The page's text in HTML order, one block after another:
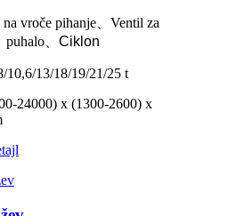
vroče pihanje
Ventil za
puhalo Ciklon
10,6/13/18/19/21/25 t
24000) x (1300-2600) x